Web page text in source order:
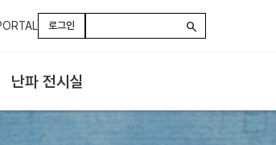
로그인 search
난파 전시실